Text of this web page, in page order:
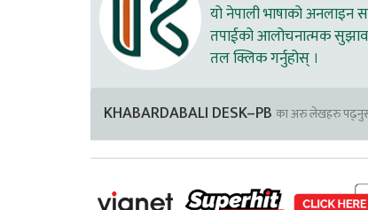
यो नेपाली भाषाको अनलाइन
तपाईको आलोचनात्मक सुझाव
तल क्लिक गर्नुहोस् ।
KHABARDABALI DESK–PB का अरु लेखहरु